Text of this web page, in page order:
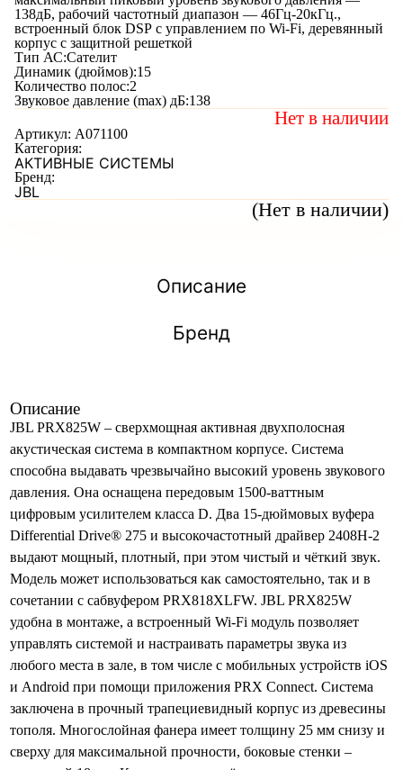
(Нет в наличии)
138дБ, рабочий частотный диапазон — 46Гц-20кГц.,
встроенный блок DSP с управлением по Wi-Fi, деревянный
корпус с защитной решеткой
Тип АС:Сателит
Динамик (дюймов):15
Количество полос:2
Звуковое давление (max) дБ:138
Нет в наличии
Артикул: A071100
Категория:
АКТИВНЫЕ СИСТЕМЫ
Бренд:
JBL
Описание
Бренд
Описание
JBL PRX825W – сверхмощная активная двухполосная
акустическая система в компактном корпусе. Система
способна выдавать чрезвычайно высокий уровень звукового
давления. Она оснащена передовым 1500-ваттным
цифровым усилителем класса D. Два 15-дюймовых вуфера
Differential Drive® 275 и высокочастотный драйвер 2408H-2
выдают мощный, плотный, при этом чистый и чёткий звук.
Модель может использоваться как самостоятельно, так и в
сочетании с сабвуфером PRX818XLFW. JBL PRX825W
удобна в монтаже, а встроенный Wi-Fi модуль позволяет
управлять системой и настраивать параметры звука из
любого места в зале, в том числе с мобильных устройств iOS
и Android при помощи приложения PRX Connect. Система
заключена в прочный трапециевидный корпус из древесины
тополя. Многослойная фанера имеет толщину 25 мм снизу и
сверху для максимальной прочности, боковые стенки –